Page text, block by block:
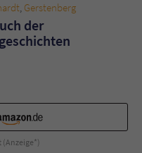
, Gerstenberg
der